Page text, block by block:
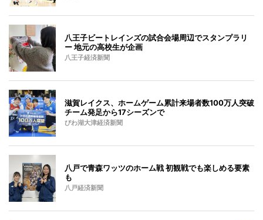
八王子ビートレインズの試合会場周辺でスタンプラリ
ー 地元の高校生が企画
八王子経済新聞
滋賀レイクス、ホームゲーム累計来場者数100万人突破
チーム発足から17シーズンで
びわ湖大津経済新聞
八戸で青森ワッツのホーム戦 初観戦でも楽しめる要素
も
八戸経済新聞